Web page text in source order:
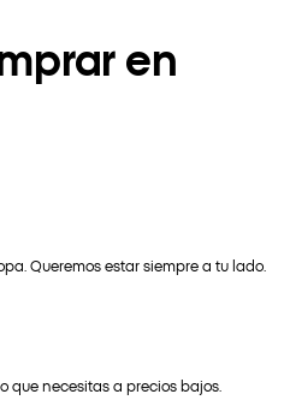
en
Queremos estar siempre a tu lado.
que necesitas a precios bajos.